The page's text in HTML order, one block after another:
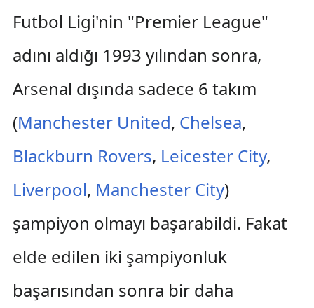
Futbol Ligi'nin "Premier League"
adını aldığı 1993 yılından sonra,
Arsenal dışında sadece 6 takım
(Manchester United, Chelsea,
Blackburn Rovers, Leicester City,
Liverpool, Manchester City)
şampiyon olmayı başarabildi. Fakat
elde edilen iki şampiyonluk
başarısından sonra bir daha